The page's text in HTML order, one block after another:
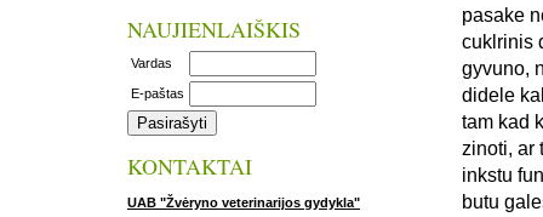
NAUJIENLAIŠKIS
Vardas
E-paštas
KONTAKTAI
UAB "Žvėryno veterinarijos gydykla"
pasake
cuklrinis
gyvuno,
didele
tam kad
zinoti, ar
inkstu
butu